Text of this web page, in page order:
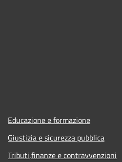
Educazione e formazione
Giustizia e sicurezza pubblica
Tributi,finanze e contravvenzioni